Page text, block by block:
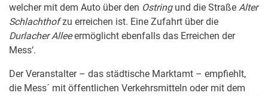
welcher mit dem Auto über den Ostringund die Straße Alter
Schlachthofzu erreichen ist. Eine Zufahrt über die
Durlacher Alleeermöglicht ebenfalls das Erreichen der
Mess‘.
Der Veranstalter – das städtische Marktamt – empfiehlt,
die Mess´ mit öffentlichen Verkehrsmitteln oder mit dem